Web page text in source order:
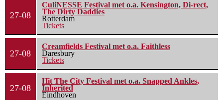
27-08
CuliNESSE Festival met o.a. Kensington, Di-rect,
The Dirty Daddies
Rotterdam
Tickets
27-08
Creamfields Festival met o.a. Faithless
Daresbury
Tickets
27-08
Hit The City Festival met o.a. Snapped Ankles,
Inherited
Eindhoven